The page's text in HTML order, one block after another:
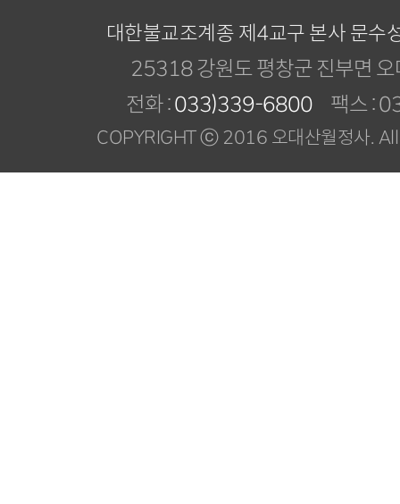
대한불교조계종 제4교구 본사 문수
25318 강원도 평창군 진부면
전화 :033)339-6800 팩스 :
COPYRIGHT ⓒ 2016 오대산월정사.